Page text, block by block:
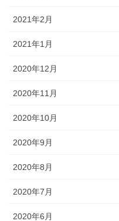
2021年2月
2021年1月
2020年12月
2020年11月
2020年10月
2020年9月
2020年8月
2020年7月
2020年6月